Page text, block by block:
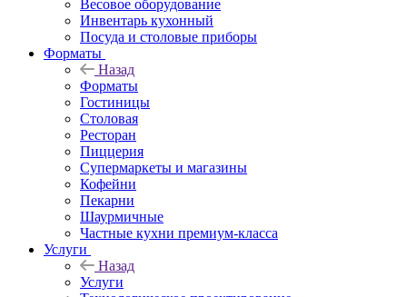
Весовое оборудование
Инвентарь кухонный
Посуда и столовые приборы
Форматы
Назад
Форматы
Гостиницы
Столовая
Ресторан
Пиццерия
Супермаркеты и магазины
Кофейни
Пекарни
Шаурмичные
Частные кухни премиум-класса
Услуги
Назад
Услуги